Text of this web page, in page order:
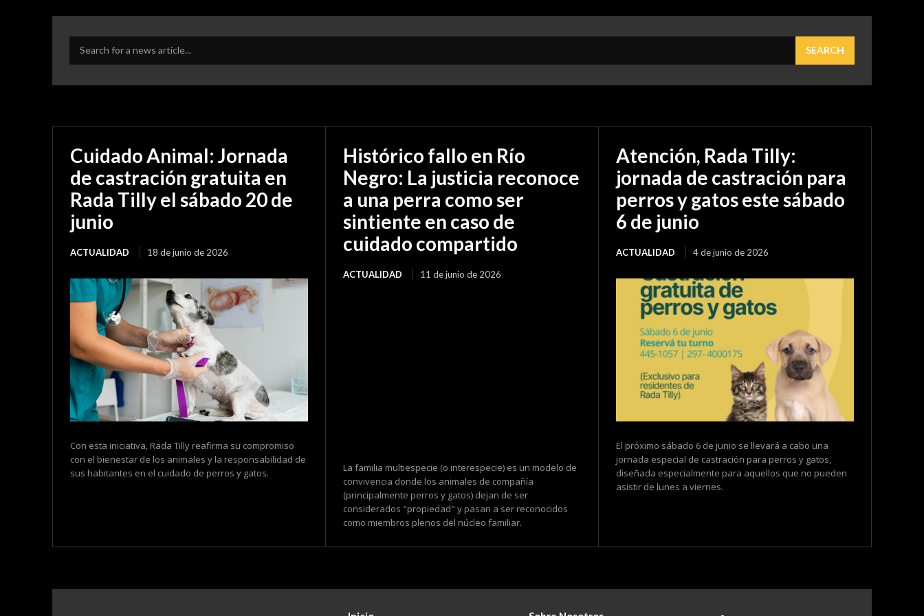
Search for a news article... SEARCH
Cuidado Animal: Jornada
de castración gratuita en
Rada Tilly el sábado 20 de
junio
ACTUALIDAD 18 de junio de 2026
Con esta iniciativa, Rada Tilly reafirma su compromiso
con el bienestar de los animales y la responsabilidad de
sus habitantes en el cuidado de perros y gatos.
Histórico fallo en Río
Negro: La justicia reconoce
a una perra como ser
sintiente en caso de
cuidado compartido
ACTUALIDAD 11 de junio de 2026
La familia multiespecie (o interespecie) es un modelo de
convivencia donde los animales de compañía
(principalmente perros y gatos) dejan de ser
considerados "propiedad" y pasan a ser reconocidos
como miembros plenos del núcleo familiar.
Atención, Rada Tilly:
jornada de castración para
perros y gatos este sábado
6 de junio
ACTUALIDAD 4 de junio de 2026
El próximo sábado 6 de junio se llevará a cabo una
jornada especial de castración para perros y gatos,
diseñada especialmente para aquellos que no pueden
asistir de lunes a viernes.